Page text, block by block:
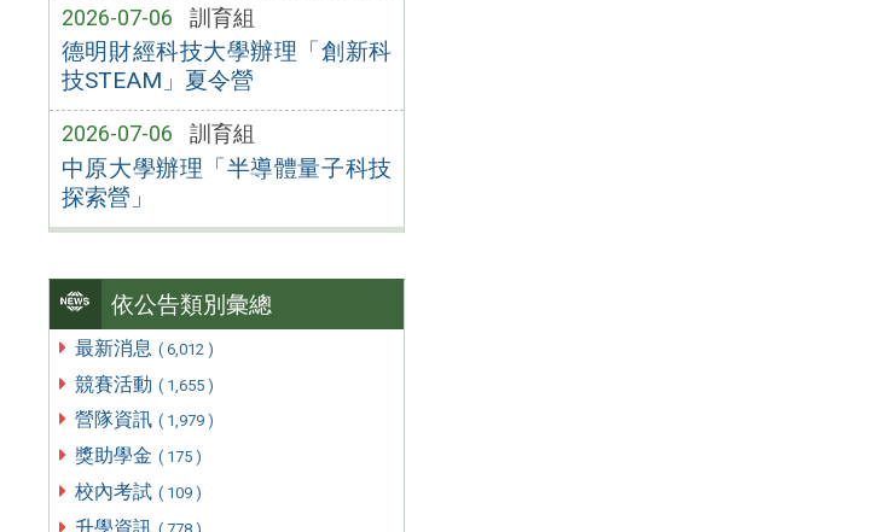
2026-07-06 訓育組
德明財經科技大學辦理「創新科
技STEAM」夏令營
2026-07-06 訓育組
中原大學辦理「半導體量子科技
探索營」
依公告類別彙總
最新消息 ( 6,012 )
競賽活動 ( 1,655 )
營隊資訊 ( 1,979 )
獎助學金 ( 175 )
校內考試 ( 109 )